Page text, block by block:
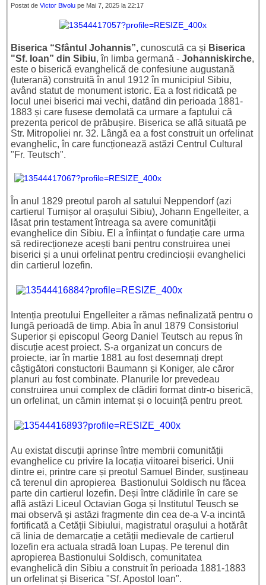
Postat de Victor Bivolu pe Mai 7, 2025 la 22:17
Biserica “Sfântul Johannis”, cunoscută ca și Biserica
"Sf. Ioan” din Sibiu, în limba germană - Johanniskirche,
este o biserică evanghelică de confesiune augustană
(luterană) construită în anul 1912 în municipiul Sibiu,
având statut de monument istoric. Ea a fost ridicată pe
locul unei biserici mai vechi, datând din perioada 1881-
1883 și care fusese demolată ca urmare a faptului că
prezenta pericol de prăbușire. Biserica se află situată pe
Str. Mitropoliei nr. 32. Lângă ea a fost construit un orfelinat
evanghelic, în care funcționează astăzi Centrul Cultural
"Fr. Teutsch".
În anul 1829 preotul paroh al satului Neppendorf (azi
cartierul Turnișor al orașului Sibiu), Johann Engelleiter, a
lăsat prin testament întreaga sa avere comunității
evanghelice din Sibiu. El a înființat o fundație care urma
să redirecționeze acești bani pentru construirea unei
biserici și a unui orfelinat pentru credincioșii evanghelici
din cartierul Iozefin.
Intenția preotului Engelleiter a rămas nefinalizată pentru o
lungă perioadă de timp. Abia în anul 1879 Consistoriul
Superior și episcopul Georg Daniel Teutsch au repus în
discuție acest proiect. S-a organizat un concurs de
proiecte, iar în martie 1881 au fost desemnați drept
câștigători constuctorii Baumann și Koniger, ale căror
planuri au fost combinate. Planurile lor prevedeau
construirea unui complex de clădiri format dintr-o biserică,
un orfelinat, un cămin internat și o locuință pentru preot.
Au existat discuții aprinse între membrii comunității
evanghelice cu privire la locația viitoarei biserici. Unii
dintre ei, printre care și preotul Samuel Binder, susțineau
că terenul din apropierea
Bastionului Soldisch nu făcea
parte din cartierul Iozefin. Deși între clădirile în care se
află astăzi Liceul Octavian Goga și Institutul Teusch se
mai observă și astăzi fragmente din cea de-a V-a incintă
fortificată a Cetății Sibiului, magistratul orașului a hotărât
că linia de demarcație a cetății medievale de cartierul
Iozefin era actuala stradă Ioan Lupaș. Pe terenul din
apropierea Bastionului Soldisch, comunitatea
evanghelică din Sibiu a construit în perioada 1881-1883
un orfelinat și Biserica "Sf. Apostol Ioan".